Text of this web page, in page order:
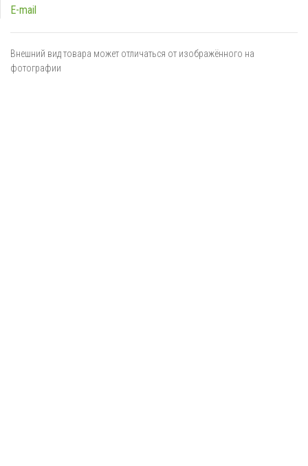
E-mail
Внешний вид товара может отличаться от изображённого на
фотографии